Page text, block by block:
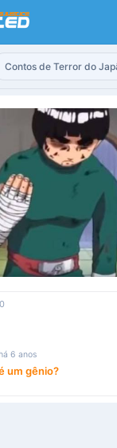
Contos de Terror do
há 6 anos
um gênio?